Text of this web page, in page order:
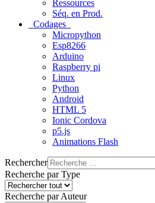
Ressources
Séq. en Prod.
Codages
Micropython
Esp8266
Arduino
Raspberry pi
Linux
Python
Android
HTML 5
Ionic Cordova
p5.js
Animations Flash
Rechercher
Recherche par Type
Recherche par Auteur